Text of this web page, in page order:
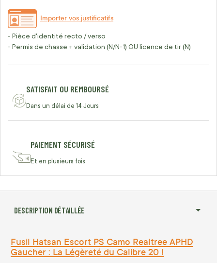
Importer vos justificatifs
- Pièce d'identité recto / verso
- Permis de chasse + validation (N/N-1) OU licence de tir (N)
SATISFAIT OU REMBOURSÉ
Dans un délai de 14 Jours
PAIEMENT SÉCURISÉ
Et en plusieurs fois
DESCRIPTION DÉTAILLÉE
Fusil Hatsan Escort PS Camo Realtree APHD
Gaucher : La Légèreté du Calibre 20 !